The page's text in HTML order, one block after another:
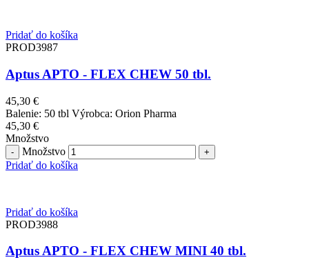
Pridať do košíka
PROD3987
Aptus APTO - FLEX CHEW 50 tbl.
45,30 €
Balenie: 50 tbl Výrobca: Orion Pharma
45,30 €
Množstvo
Množstvo
Pridať do košíka
Pridať do košíka
PROD3988
Aptus APTO - FLEX CHEW MINI 40 tbl.